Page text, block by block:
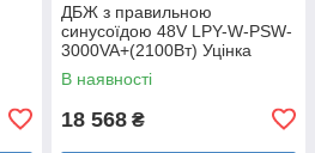
ДБЖ з правильною
синусоїдою 48V LPY-W-PSW-
3000VA+(2100Вт) Уцінка
В наявності
18 568 ₴